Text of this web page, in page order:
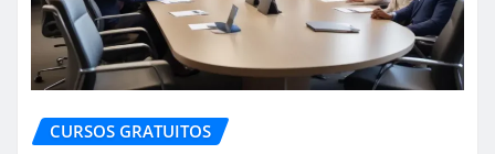
CURSOS GRATUITOS